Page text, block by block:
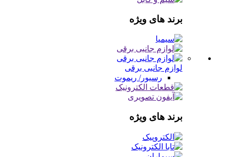
برند های ویژه
لوازم جانبی برقی
رسیور/ ریموت
برند های ویژه